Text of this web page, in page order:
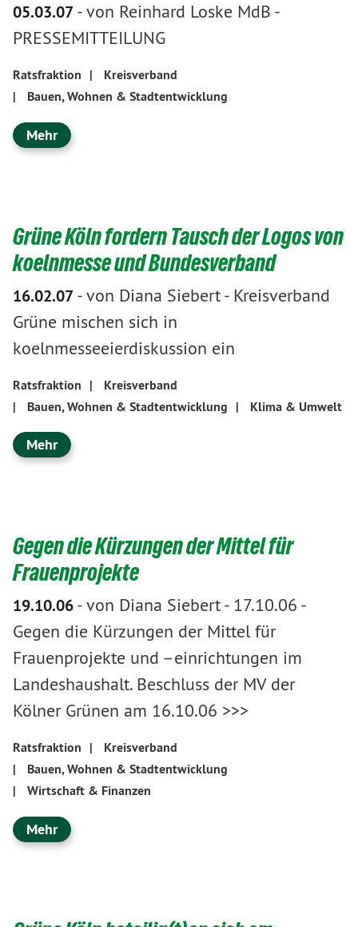
05.03.07-von Reinhard Loske MdB -
PRESSEMITTEILUNG
Ratsfraktion |
Kreisverband
|
Bauen, Wohnen & Stadtentwicklung
Mehr
Grüne Köln fordern Tausch der Logos von
koelnmesse und Bundesverband
16.02.07-von Diana Siebert- Kreisverband
Grüne mischen sich in
koelnmesseeierdiskussion ein
Ratsfraktion |
Kreisverband
|
Bauen, Wohnen & Stadtentwicklung | Klima & Umwelt
Mehr
Gegen die Kürzungen der Mittel für
Frauenprojekte
19.10.06-von Diana Siebert- 17.10.06 -
Gegen die Kürzungen der Mittel für
Frauenprojekte und –einrichtungen im
Landeshaushalt. Beschluss der MV der
Kölner Grünen am 16.10.06 >>>
Ratsfraktion |
Kreisverband
|
Bauen, Wohnen & Stadtentwicklung
|
Wirtschaft & Finanzen
Mehr